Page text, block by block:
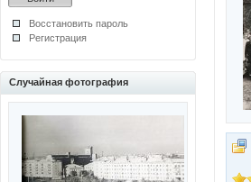
Восстановить пароль
Регистрация
Случайная фотография